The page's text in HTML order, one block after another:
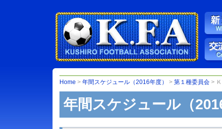
Home >年間スケジュール（2016年度） >第１種委員会 >
年間スケジュール（